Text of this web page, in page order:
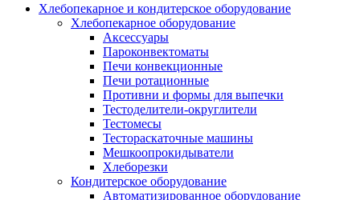
Хлебопекарное и кондитерское оборудование
Хлебопекарное оборудование
Аксессуары
Пароконвектоматы
Печи конвекционные
Печи ротационные
Противни и формы для выпечки
Тестоделители-округлители
Тестомесы
Тестораскаточные машины
Мешкоопрокидыватели
Хлеборезки
Кондитерское оборудование
Автоматизированное оборудование